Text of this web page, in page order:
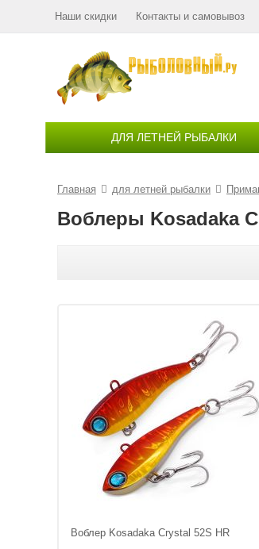
Наши скидки Контакты и самовывоз
ДЛЯ ЛЕТНЕЙ РЫБАЛКИ
Главная для летней рыбалки
Воблеры Kosadaka
Воблер Kosadaka Crystal 52S HR